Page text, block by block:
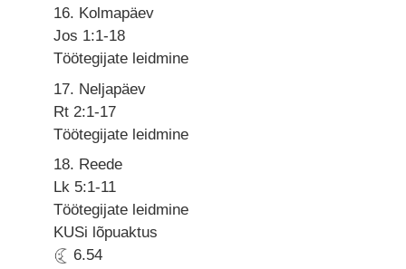
16. Kolmapäev
Jos 1:1-18
Töötegijate leidmine
17. Neljapäev
Rt 2:1-17
Töötegijate leidmine
18. Reede
Lk 5:1-11
Töötegijate leidmine
KUSi lõpuaktus
6.54